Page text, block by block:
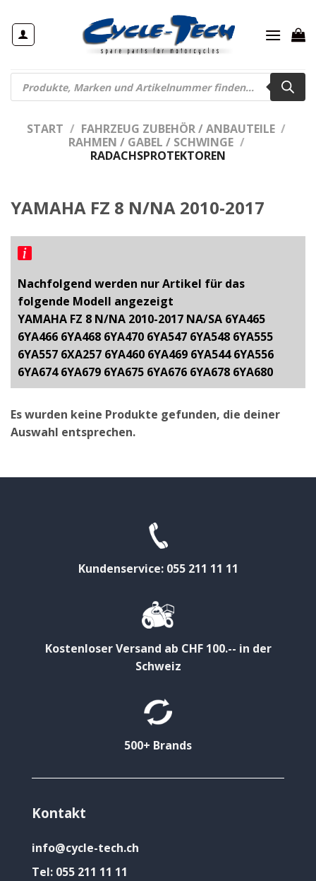
Inhalt
springen
Products
search
START / FAHRZEUG ZUBEHÖR / ANBAUTEILE /
RAHMEN / GABEL / SCHWINGE /
RADACHSPROTEKTOREN
YAMAHA FZ 8 N/NA 2010-2017
Nachfolgend werden nur Artikel für das
folgende Modell angezeigt
YAMAHA FZ 8 N/NA 2010-2017 NA/SA 6YA465
6YA466 6YA468 6YA470 6YA547 6YA548 6YA555
6YA557 6XA257 6YA460 6YA469 6YA544 6YA556
6YA674 6YA679 6YA675 6YA676 6YA678 6YA680
Es wurden keine Produkte gefunden, die deiner
Auswahl entsprechen.
Kundenservice: 055 211 11 11
Kostenloser Versand ab CHF 100.-- in der
Schweiz
500+ Brands
Kontakt
info@cycle-tech.ch
Tel: 055 211 11 11